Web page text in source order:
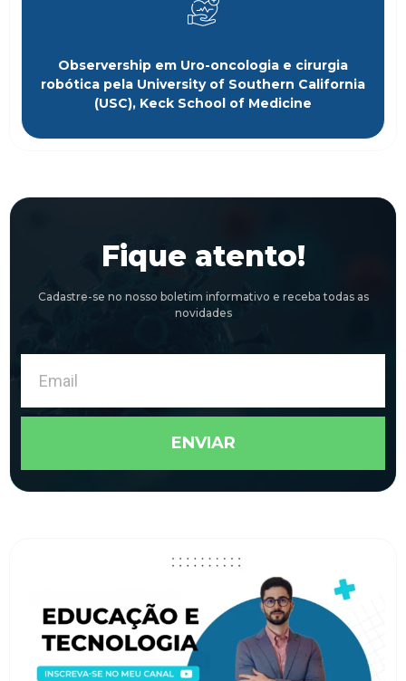
Observership em Uro-oncologia e cirurgia
robótica pela University of Southern California
(USC), Keck School of Medicine
Fique atento!
Cadastre-se no nosso boletim informativo e receba todas as
novidades
ENVIAR